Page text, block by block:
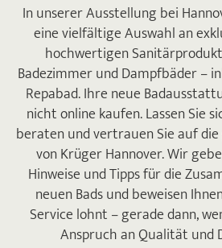
In unserer Ausstellung bei
eine vielfältige Auswahl an
hochwertigen
Badezimmer und Dampfbäder –
Repabad. Ihre neue
nicht online kaufen. Lassen Sie
beraten und vertrauen Sie auf
von Krüger Hannover. Wir
Hinweise und Tipps für die
neuen Bads und beweisen
Service lohnt – gerade dann,
Anspruch an Qualität und